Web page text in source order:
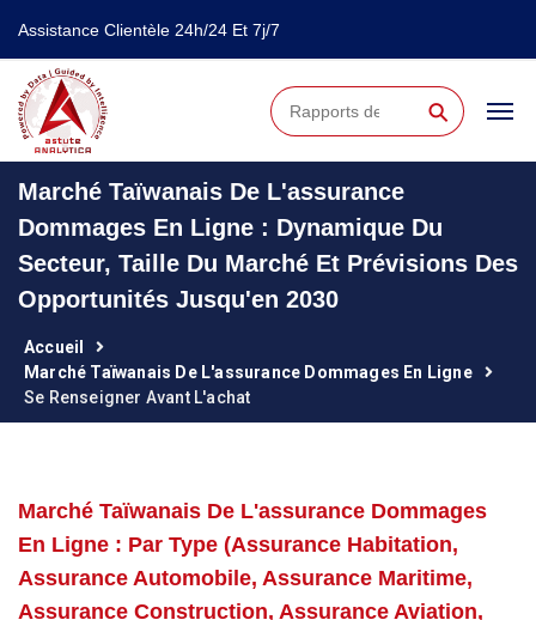
Assistance Clientèle 24h/24 Et 7j/7
⚲
Marché Taïwanais De L'assurance
Dommages En Ligne : Dynamique Du
Secteur, Taille Du Marché Et Prévisions Des
Opportunités Jusqu'en 2030
Accueil
Marché Taïwanais De L'assurance Dommages En Ligne
Se Renseigner Avant L'achat
Marché Taïwanais De L'assurance Dommages
En Ligne : Par Type (assurance Habitation,
Assurance Automobile, Assurance Maritime,
Assurance Construction, Assurance Aviation,